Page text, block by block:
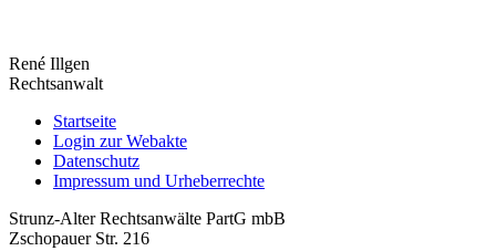
René Illgen
Rechtsanwalt
Startseite
Login zur Webakte
Datenschutz
Impressum und Urheberrechte
Strunz-Alter Rechtsanwälte PartG mbB
Zschopauer Str. 216